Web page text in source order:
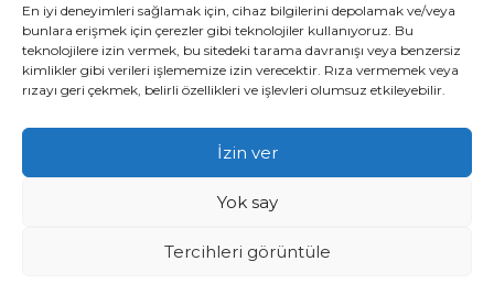
En iyi deneyimleri sağlamak için, cihaz bilgilerini depolamak ve/veya
bunlara erişmek için çerezler gibi teknolojiler kullanıyoruz. Bu
teknolojilere izin vermek, bu sitedeki tarama davranışı veya benzersiz
kimlikler gibi verileri işlememize izin verecektir. Rıza vermemek veya
rızayı geri çekmek, belirli özellikleri ve işlevleri olumsuz etkileyebilir.
İzin ver
Yok say
Tercihleri görüntüle
© 2026 Sis Dergi | Ardında Güzellik Saklar
Tüm hakları Sis Dergi’ye aittir.